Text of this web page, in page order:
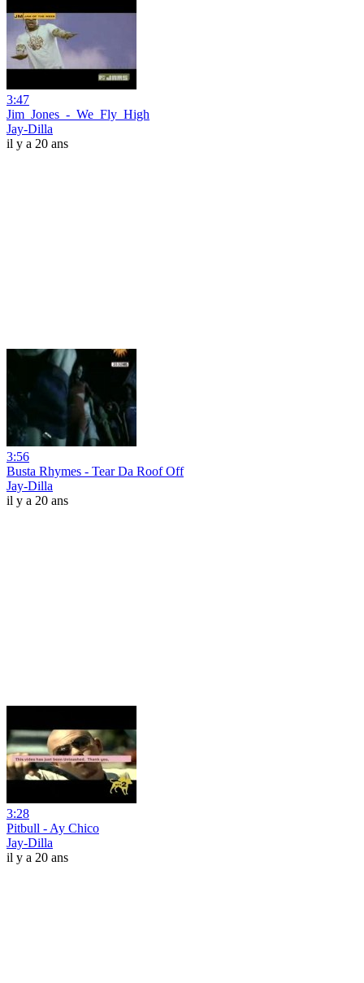
3:47
Jim_Jones_-_We_Fly_High
Jay-Dilla
il y a 20 ans
3:56
Busta Rhymes - Tear Da Roof Off
Jay-Dilla
il y a 20 ans
3:28
Pitbull - Ay Chico
Jay-Dilla
il y a 20 ans